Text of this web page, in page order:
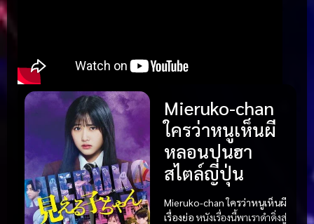
Mieruko-chan
ใครว่าหนูเห็นผี
หลอนปนฮา
สไตล์ญี่ปุ่น
Mieruko-chan ใครว่าหนูเห็นผี
เรื่องย่อ หนังเรื่องนี้พาเราดำดิ่งสู่